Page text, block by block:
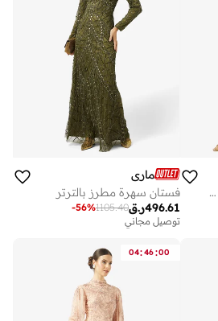
فستان ماكسي مزين بالترتر بياقة قارب
ماري
فستان سهرة مطرز بالترتر
ر.ق496.61
1105.40
-56%
توصيل مجاني
04:46:00